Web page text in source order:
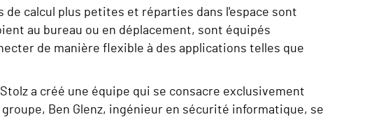
calcul plus petites et réparties dans l'espace sont
au bureau ou en déplacement, sont équipés
de manière flexible à des applications telles que
a créé une équipe qui se consacre exclusivement
Ben Glenz, ingénieur en sécurité informatique, se